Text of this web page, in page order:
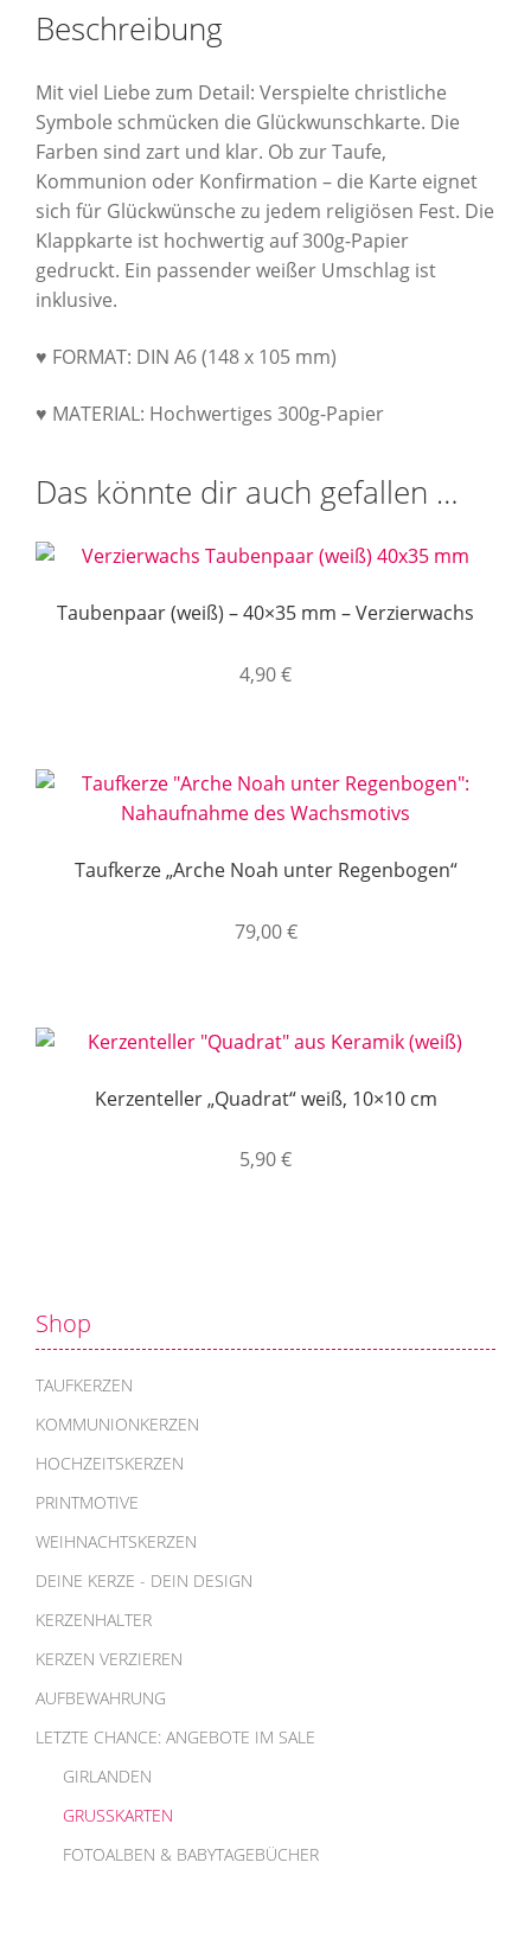
und
Sonnenschein"
Kuvert
Menge
Beschreibung
Mit viel Liebe zum Detail: Verspielte christliche
Symbole schmücken die Glückwunschkarte. Die
Farben sind zart und klar. Ob zur Taufe,
Kommunion oder Konfirmation – die Karte eignet
sich für Glückwünsche zu jedem religiösen Fest. Die
Klappkarte ist hochwertig auf 300g-Papier
gedruckt. Ein passender weißer Umschlag ist
inklusive.
♥ FORMAT: DIN A6 (148 x 105 mm)
♥ MATERIAL: Hochwertiges 300g-Papier
Das könnte dir auch gefallen …
Taubenpaar (weiß) – 40×35 mm – Verzierwachs
4,90€
Taufkerze „Arche Noah unter Regenbogen“
79,00€
Kerzenteller „Quadrat“ weiß, 10×10 cm
5,90€
Shop
TAUFKERZEN
KOMMUNIONKERZEN
HOCHZEITSKERZEN
PRINTMOTIVE
WEIHNACHTSKERZEN
DEINE KERZE - DEIN DESIGN
KERZENHALTER
KERZEN VERZIEREN
AUFBEWAHRUNG
LETZTE CHANCE: ANGEBOTE IM SALE
GIRLANDEN
GRUSSKARTEN
FOTOALBEN & BABYTAGEBÜCHER